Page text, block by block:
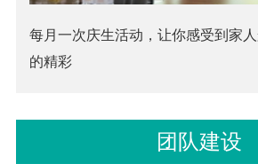
每月一次庆生活动，让你感受到家
的精彩
团队建设